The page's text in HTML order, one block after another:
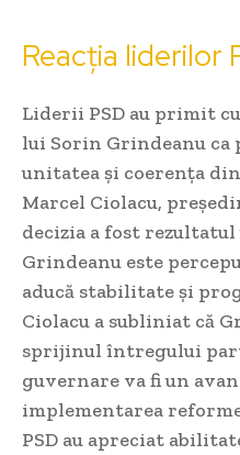
Reacția liderilor
Liderii PSD au primit
lui Sorin Grindeanu
unitatea și coerența
Marcel Ciolacu,
decizia a fost
Grindeanu este
aducă stabilitate și
Ciolacu a subliniat că
sprijinul întregului
guvernare va fi un
implementarea
PSD au apreciat